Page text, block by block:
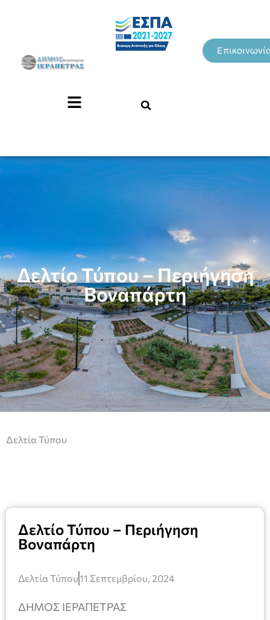
Δελτίο Τύπου – Περιήγηση
Βοναπάρτη
Δελτία Τύπου
Δελτίο Τύπου – Περιήγηση
Βοναπάρτη
Δελτία Τύπου11 Σεπτεμβρίου, 2024
ΔΗΜΟΣ ΙΕΡΑΠΕΤΡΑΣ